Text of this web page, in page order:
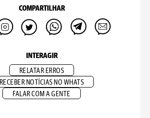
COMPARTILHAR
INTERAGIR
RELATAR ERROS
RECEBER NOTÍCIAS NO WHATS
FALAR COM A GENTE